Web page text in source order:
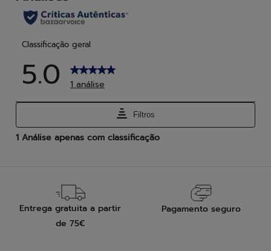
Entrega gratuita a partir
de 75€
Pagamento seguro